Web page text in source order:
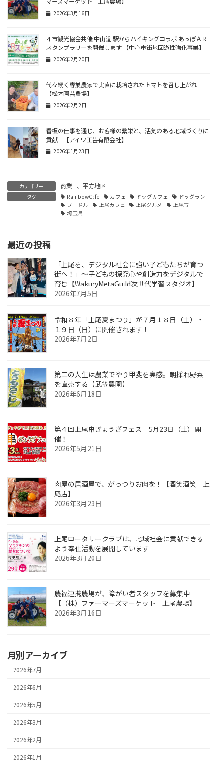
2026年3月16日
４市観光協会共催 中山道 駅からハイキングコラボ あっぽＡＲ
スタンプラリーを開催します 【中心市街地回遊性強化事業】
2026年2月20日
代々続く専業農家で実直に栽培されたトマトを召し上がれ
【松本園芸農場】
2026年2月2日
看板の仕事を通じ、お客様の繁栄と、活気のある地域づくりに
貢献 【アイワ工芸有限会社】
2026年1月23日
カテゴリー 商業 、 平方地区
タグ RainbowCafe カフェ ドッグカフェ
ドッグラン
プードル
上尾カフェ 上尾グルメ
上尾市
埼玉県
最近の投稿
「上尾を、デジタル社会に強い子どもたちが育つ
街へ！」〜子どもの探究心や創造力をデジタルで
育む【WakuryMetaGuild次世代学習スタジオ】
2026年7月5日
令和８年「上尾夏まつり」が７月１８日（土）・
１９日（日）に開催されます！
2026年7月2日
第二の人生は農業でやり甲斐を実感。朝採れ野菜
を直売する【武笠農園】
2026年6月18日
第４回上尾串ぎょうざフェス 5月23日（土）開
催！
2026年5月21日
肉屋の居酒屋で、がっつりお肉を！【酒笑酒笑 上
尾店】
2026年3月23日
上尾ロータリークラブは、地域社会に貢献できる
よう奉仕活動を展開しています
2026年3月20日
農福連携農場が、障がい者スタッフを募集中
【（株）ファーマーズマーケット 上尾農場】
2026年3月16日
月別アーカイブ
2026年7月
2026年6月
2026年5月
2026年3月
2026年2月
2026年1月